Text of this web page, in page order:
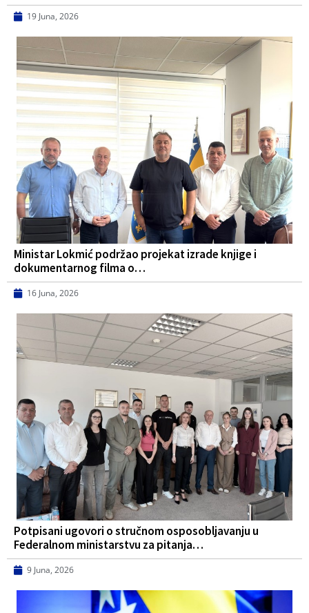
19 Juna, 2026
Ministar Lokmić podržao projekat izrade knjige i
dokumentarnog filma o…
16 Juna, 2026
Potpisani ugovori o stručnom osposobljavanju u
Federalnom ministarstvu za pitanja…
9 Juna, 2026